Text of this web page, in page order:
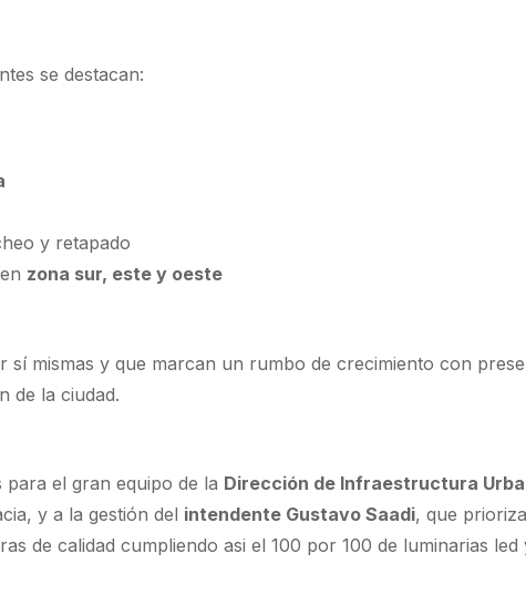
se destacan:
y retapado
zona sur, este y oeste
sí mismas y que marcan un rumbo de crecimiento con
de la ciudad.
para el gran equipo de la Dirección de Infraestructura
y a la gestión del intendente Gustavo Saadi, que
de calidad cumpliendo asi el 100 por 100 de luminarias led